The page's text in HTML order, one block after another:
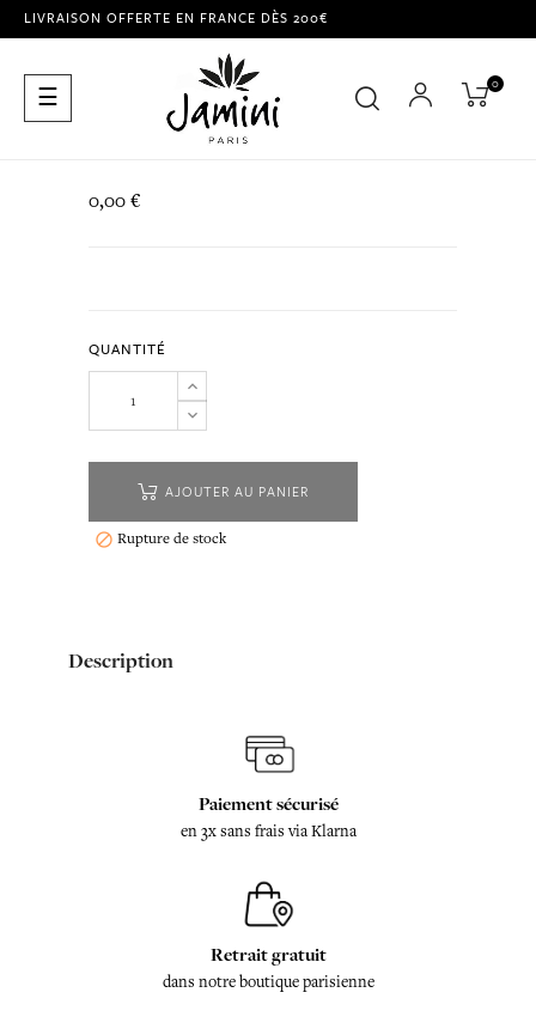
LIVRAISON OFFERTE EN FRANCE DÈS 200€
Basculer
la
☰ 0
0,00 €
QUANTITÉ
AJOUTER AU PANIER
 Rupture de stock
Description
Paiement sécurisé
en 3x sans frais via Klarna
Retrait gratuit
dans notre boutique parisienne